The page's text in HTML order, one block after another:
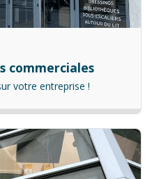
commerciales
votre entreprise !